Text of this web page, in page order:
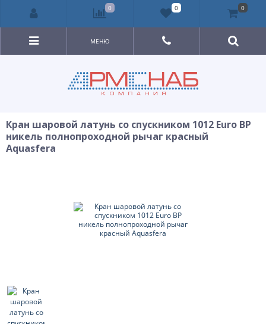
МЕНЮ
Кран шаровой латунь со спускником 1012 Euro ВР
никель полнопроходной рычаг красный
Aquasfera
0 0 0